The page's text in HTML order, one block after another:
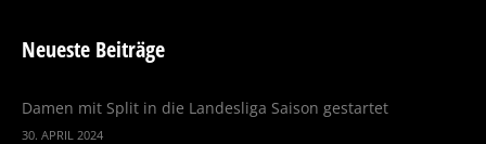
Neueste Beiträge
Damen mit Split in die Landesliga Saison gestartet
30. APRIL 2024